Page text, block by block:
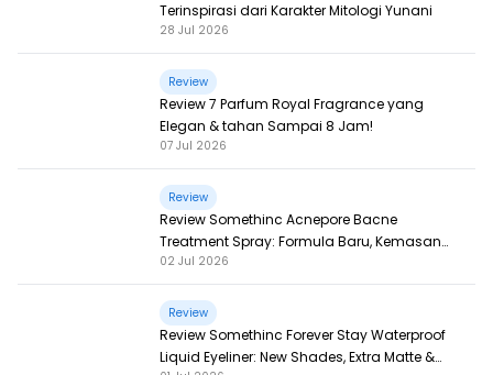
Terinspirasi dari Karakter Mitologi Yunani
28 Jul 2026
Review
Review 7 Parfum Royal Fragrance yang
Elegan & tahan Sampai 8 Jam!
07 Jul 2026
Review
Review Somethinc Acnepore Bacne
Treatment Spray: Formula Baru, Kemasan
Baru, Makin Ampuh!
02 Jul 2026
Review
Review Somethinc Forever Stay Waterproof
Liquid Eyeliner: New Shades, Extra Matte &